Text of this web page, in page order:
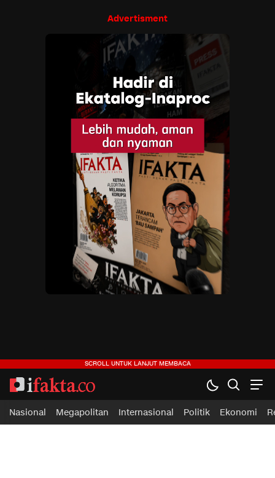
Advertisment
ifakta.co
#pastibenar
Nasional Megapolitan Internasional Politik Ekonomi